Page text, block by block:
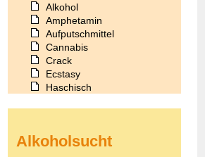
Alkohol
Amphetamin
Aufputschmittel
Cannabis
Crack
Ecstasy
Haschisch
Kokain
Alkoholsucht